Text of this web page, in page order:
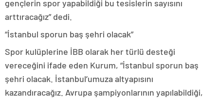
gençlerin spor yapabildiği bu tesislerin sayısını
arttıracağız” dedi.
“İstanbul sporun baş şehri olacak”
Spor kulüplerine İBB olarak her türlü desteği
vereceğini ifade eden Kurum, “İstanbul sporun baş
şehri olacak. İstanbul’umuza altyapısını
kazandıracağız. Avrupa şampiyonlarının yapılabildiği,